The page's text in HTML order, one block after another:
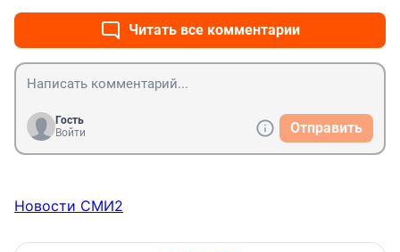
Читать все комментарии
Гость
Войти
Отправить
Новости СМИ2